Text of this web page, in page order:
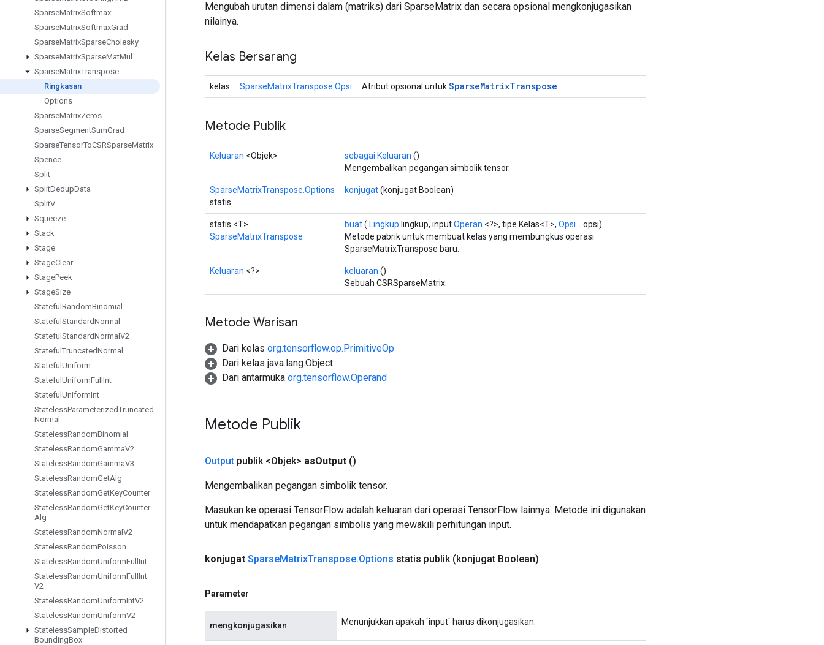
SparseMatrixSoftmax
SparseMatrixSoftmaxGrad
SparseMatrixSparseCholesky
SparseMatrixSparseMatMul
SparseMatrixTranspose
Ringkasan
Options
SparseMatrixZeros
SparseSegmentSumGrad
SparseTensorToCSRSparseMatrix
Spence
Split
SplitDedupData
SplitV
Squeeze
Stack
Stage
StageClear
StagePeek
StageSize
Stateful RandomBinomial
Stateful StandardNormal
Stateful StandardNormal V2
Stateful TruncatedNormal
Stateful Uniform
Stateful UniformFull Int
Stateful UniformInt
StatelessParameterizedTruncated
Normal
StatelessRandomBinomial
StatelessRandomGammaV2
StatelessRandomGammaV3
StatelessRandomGetAlg
StatelessRandomGetKeyCounter
StatelessRandomGetKeyCounter
Alg
StatelessRandomNormal V2
StatelessRandomPoisson
StatelessRandomUniformFull Int
StatelessRandomUniformFull Int
V2
StatelessRandomUniformIntV2
StatelessRandomUniformV2
StatelessSampleDistorted
BoundingBox
Mengubah urutan dimensi dalam (matriks) dari SparseMatrix dan secara opsional mengkonjugasikan
nilainya.
Kelas Bersarang
kelas SparseMatrixTranspose.Opsi Atribut opsional untukSparseMatrixTranspose
Metode Publik
Keluaran <Objek> sebagai Keluaran ()
Mengembalikan pegangan simbolik tensor.
SparseMatrixTranspose.Options
statis
konjugat(konjugat Boolean)
statis <T>
SparseMatrixTranspose
buat( Lingkup lingkup, inputOperan <?>, tipe Kelas<T>, Opsi...
opsi)
Metode pabrik untuk membuat kelas yang membungkus operasi
SparseMatrixTranspose baru.
Keluaran <?> keluaran ()
Sebuah CSRSparseMatrix.
Metode Warisan
Dari kelas org.tensorflow.op.PrimitiveOp
Dari kelas java.lang.Object
Dari antarmuka org.tensorflow.Operand
Metode Publik
Output publik <Objek> asOutput ()
Mengembalikan pegangan simbolik tensor.
Masukan ke operasi TensorFlow adalah keluaran dari operasi TensorFlow lainnya. Metode ini digunakan
untuk mendapatkan pegangan simbolis yang mewakili perhitungan input.
konjugat SparseMatrixTranspose.Options statis publik (konjugat Boolean)
Parameter
mengkonjugasikan Menunjukkan apakah `input` harus dikonjugasikan.